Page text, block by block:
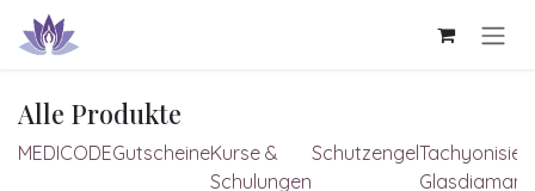
Zum Inhalt springen
Alle Produkte
MEDICODEGutscheineKurse &
Schulungen
Schutzengel